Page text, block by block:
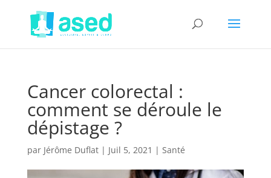
Cancer colorectal :
comment se déroule le
dépistage ?
par Jérôme Duflat| Juil 5, 2021 | Santé